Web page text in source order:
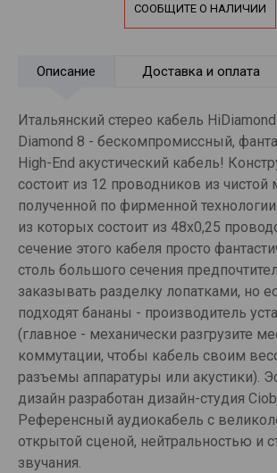
СООБЩИТЕ О НАЛИЧИИ
Описание Доставка и оплата
Итальянский стерео кабель
Diamond 8 - бескомпромиссный,
High-End акустический кабель!
состоит из 12 проводников из чистой
полученной по фирменной
из которых состоит из 48x0,25
сечение этого кабеля просто
столь большого сечения
заказывать разделку лопатками, но
подходят бананы - производитель
(главное - механически разгрузите
коммутации, чтобы кабель своим
разъемы аппаратуры или акустики).
дизайн разработан дизайн-студия
Референсный аудиокабель с
открытой сценой, нейтральностью и
звучания.